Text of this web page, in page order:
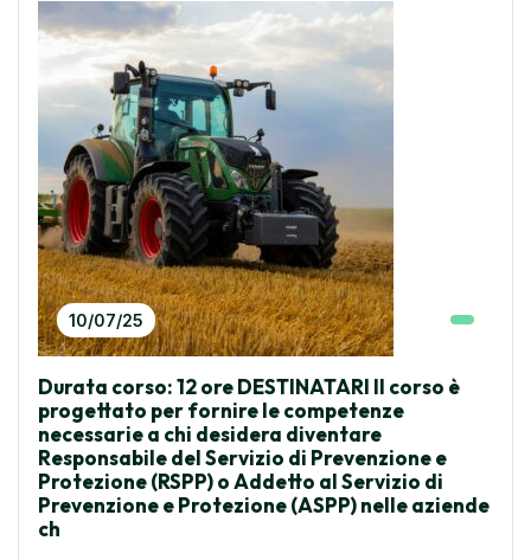
10/07/25
Durata corso: 12 ore DESTINATARI Il corso è
progettato per fornire le competenze
necessarie a chi desidera diventare
Responsabile del Servizio di Prevenzione e
Protezione (RSPP) o Addetto al Servizio di
Prevenzione e Protezione (ASPP) nelle aziende
ch